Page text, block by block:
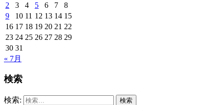
2
3 4 5 6 7
8
9
10 11 12 13 14 15
16 17 18 19 20 21 22
23 24 25 26 27 28 29
30 31
« 7月
検索
検索: